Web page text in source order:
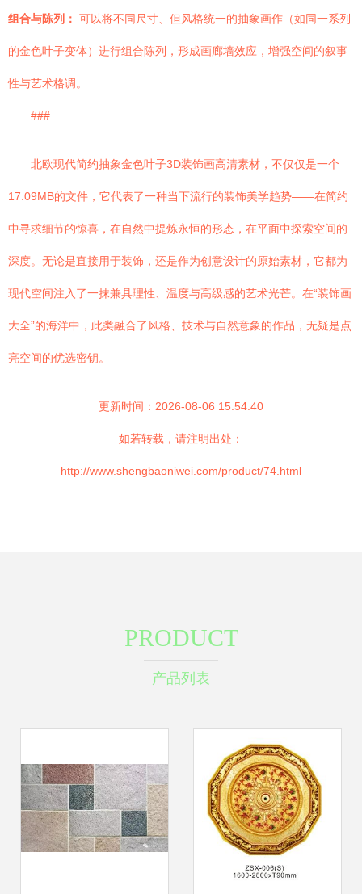
组合与陈列： 可以将不同尺寸、但风格统一的抽象画作（如同一系列
的金色叶子变体）进行组合陈列，形成画廊墙效应，增强空间的叙事
性与艺术格调。
###
北欧现代简约抽象金色叶子3D装饰画高清素材，不仅仅是一个
17.09MB的文件，它代表了一种当下流行的装饰美学趋势——在简约
中寻求细节的惊喜，在自然中提炼永恒的形态，在平面中探索空间的
深度。无论是直接用于装饰，还是作为创意设计的原始素材，它都为
现代空间注入了一抹兼具理性、温度与高级感的艺术光芒。在“装饰画
大全”的海洋中，此类融合了风格、技术与自然意象的作品，无疑是点
亮空间的优选密钥。
更新时间：2026-08-06 15:54:40
如若转载，请注明出处：
http://www.shengbaoniwei.com/product/74.html
PRODUCT
产品列表